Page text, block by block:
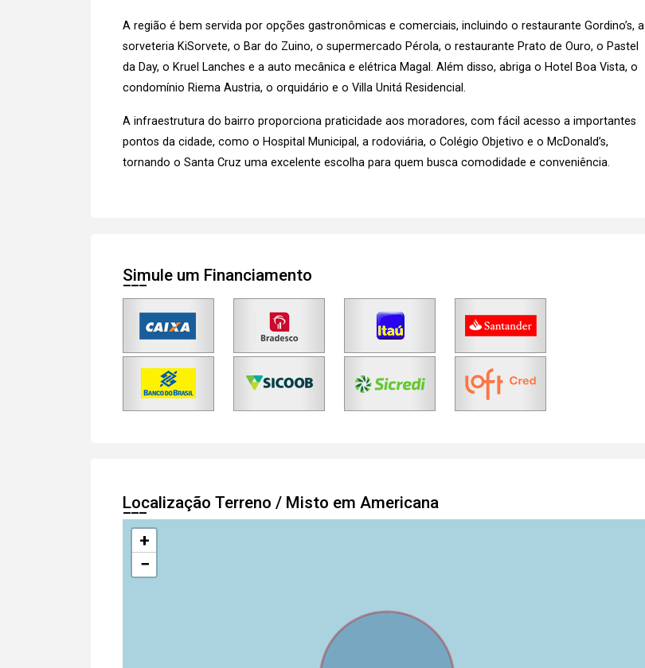
A região é bem servida por opções gastronômicas e comerciais, incluindo o restaurante Gordino’s, a
sorveteria KiSorvete, o Bar do Zuino, o supermercado Pérola, o restaurante Prato de Ouro, o Pastel
da Day, o Kruel Lanches e a auto mecânica e elétrica Magal. Além disso, abriga o Hotel Boa Vista, o
condomínio Riema Austria, o orquidário e o Villa Unitá Residencial.
A infraestrutura do bairro proporciona praticidade aos moradores, com fácil acesso a importantes
pontos da cidade, como o Hospital Municipal, a rodoviária, o Colégio Objetivo e o McDonald’s,
tornando o Santa Cruz uma excelente escolha para quem busca comodidade e conveniência.
Simule um Financiamento
Localização Terreno / Misto em Americana
+
−